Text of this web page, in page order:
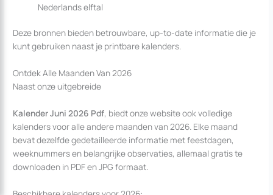
Nederlands elftal
Deze bronnen bieden betrouwbare, up-to-date informatie die je
kunt gebruiken naast je printbare kalenders.
Ontdek Alle Maanden Van 2026
Naast onze uitgebreide
Kalender Juni 2026 Pdf, biedt onze website ook volledige
kalenders voor alle andere maanden van 2026. Elke maand
bevat dezelfde gedetailleerde informatie met feestdagen,
weeknummers en belangrijke observaties, allemaal gratis te
downloaden in PDF en JPG formaat.